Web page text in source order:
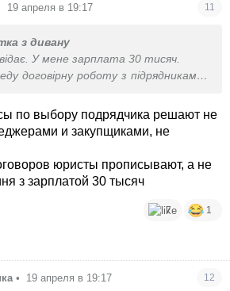
19 апреля в 19:17 11
з дивану
У мене зарплата 30 тисяч.
договірну роботу з підрядниками і
по выбору подрядчика решают не
и закупщиками, не
юристы прописывают, а не
з зарплатой 30 тысяч
7 1
• 19 апреля в 19:17 12